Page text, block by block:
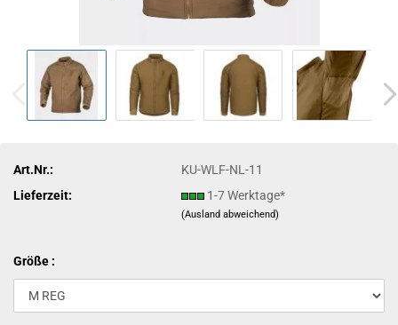
Art.Nr.:
KU-WLF-NL-11
Lieferzeit:
1-7 Werktage*
(Ausland abweichend)
Größe :